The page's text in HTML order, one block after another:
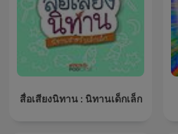
สื่อเสียงนิทาน : นิทานเด็กเล็ก